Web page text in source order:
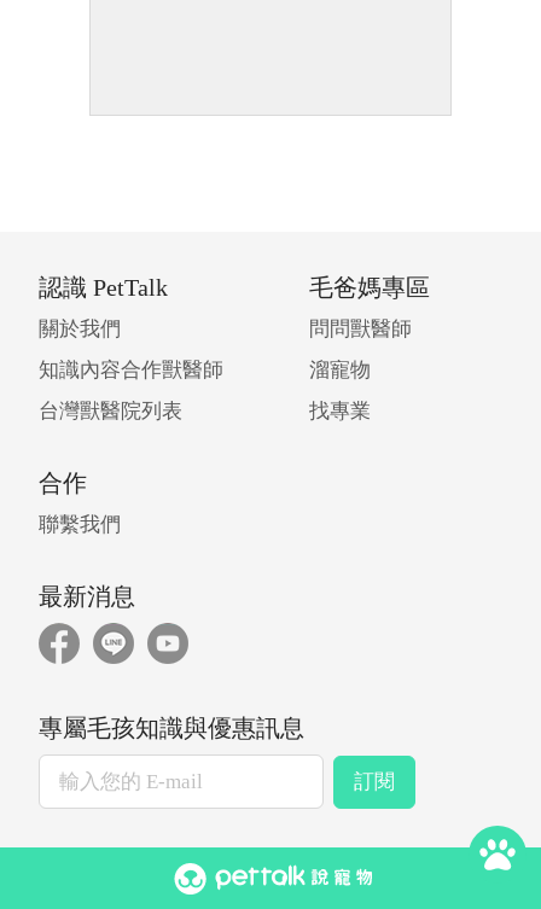
認識 PetTalk
關於我們
知識內容合作獸醫師
台灣獸醫院列表
毛爸媽專區
問問獸醫師
溜寵物
找專業
合作
聯繫我們
最新消息
專屬毛孩知識與優惠訊息
訂閱